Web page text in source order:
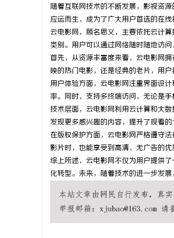
随着互联网技术的不断发展，影视资
应运而生，成为了广大用户首选的在线
云电影网，顾名思义，主要依托云计
类别。用户可以通过网络随时随地访
首先，从资源丰富度来看，云电影网
映的热门电影，还是经典的老片，用
用户体验方面，云电影网注重界面设
率。同时，支持多终端访问，无论是
技术层面，云电影网利用云计算和大
发现更多感兴趣的内容，提升了观看的
在版权保护方面，云电影网严格遵守
影片时，也能享受到高清、无广告的优
综上所述，云电影网不仅为用户提供
化转型。未来，随着技术的进一步发